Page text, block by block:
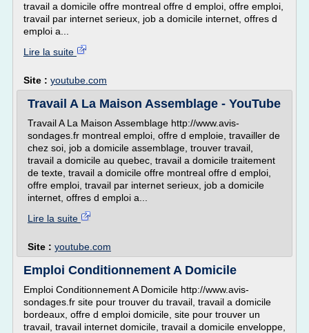
travail a domicile offre montreal offre d emploi, offre emploi,
travail par internet serieux, job a domicile internet, offres d
emploi a...
Lire la suite
Site : youtube.com
Travail A La Maison Assemblage - YouTube
Travail A La Maison Assemblage http://www.avis-
sondages.fr montreal emploi, offre d emploie, travailler de
chez soi, job a domicile assemblage, trouver travail,
travail a domicile au quebec, travail a domicile traitement
de texte, travail a domicile offre montreal offre d emploi,
offre emploi, travail par internet serieux, job a domicile
internet, offres d emploi a...
Lire la suite
Site : youtube.com
Emploi Conditionnement A Domicile
Emploi Conditionnement A Domicile http://www.avis-
sondages.fr site pour trouver du travail, travail a domicile
bordeaux, offre d emploi domicile, site pour trouver un
travail, travail internet domicile, travail a domicile enveloppe,